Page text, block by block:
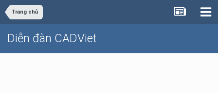
Trang chủ
Diễn đàn CADViet